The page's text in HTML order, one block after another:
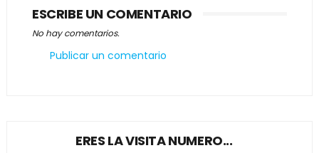
ESCRIBE UN COMENTARIO
No hay comentarios.
Publicar un comentario
ERES LA VISITA NUMERO...